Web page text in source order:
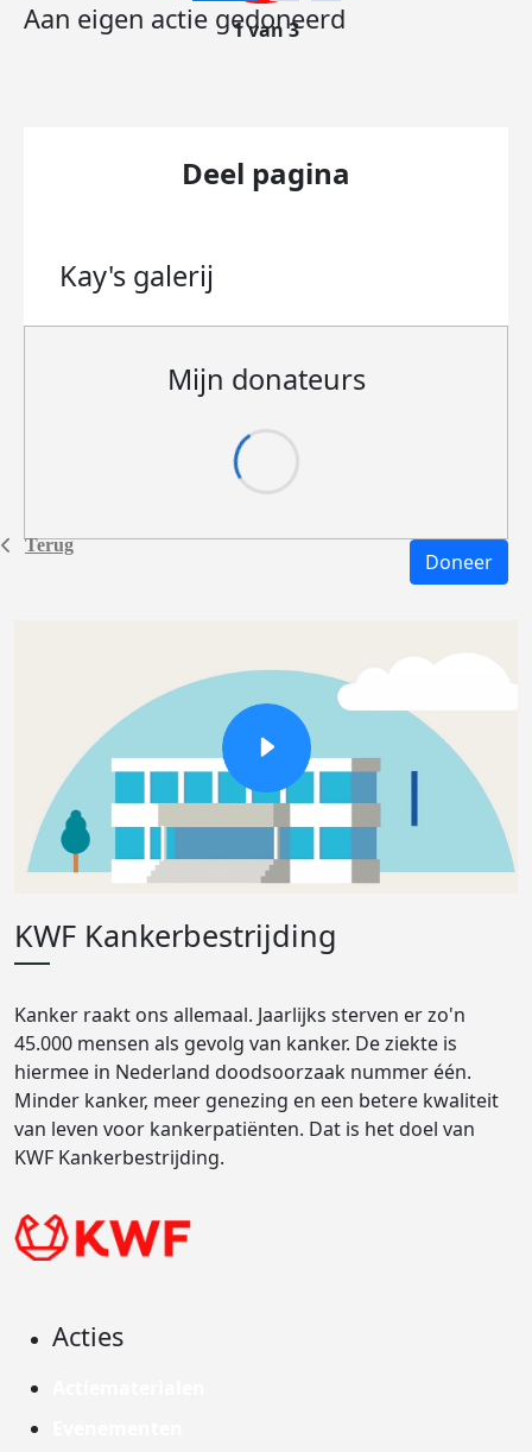
Terug
Aan eigen actie gedoneerd
1 van 3
Deel pagina
Kay's galerij
Mijn donateurs
Doneer
KWF Kankerbestrijding
Kanker raakt ons allemaal. Jaarlijks sterven er zo'n
45.000 mensen als gevolg van kanker. De ziekte is
hiermee in Nederland doodsoorzaak nummer één.
Minder kanker, meer genezing en een betere kwaliteit
van leven voor kankerpatiënten. Dat is het doel van
KWF Kankerbestrijding.
Acties